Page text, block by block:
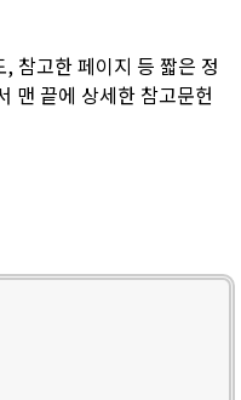
참고한 페이지 등 짧은 정
맨 끝에 상세한 참고문헌